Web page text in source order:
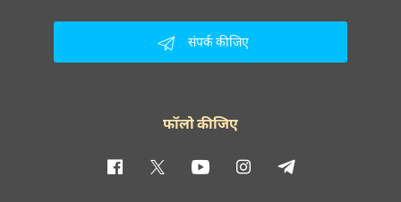
संपर्क कीजिए
फॉलो कीजिए